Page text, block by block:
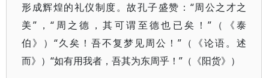
形成辉煌的礼仪制度。故孔子盛赞：“周公之才之
美”，“周之德，其可谓至德也已矣！”（《泰
伯》）“久矣！吾不复梦见周公！”（《论语。述
而》）“如有用我者，吾其为东周乎！”（《阳货》）